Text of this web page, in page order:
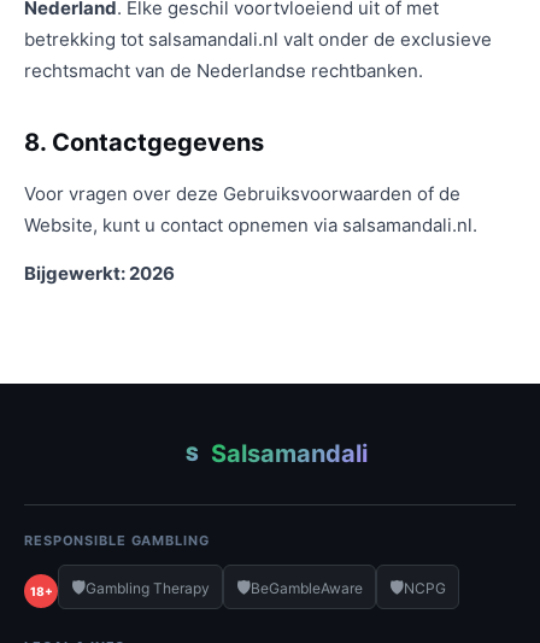
Nederland. Elke geschil voortvloeiend uit of met
betrekking tot salsamandali.nl valt onder de exclusieve
rechtsmacht van de Nederlandse rechtbanken.
8. Contactgegevens
Voor vragen over deze Gebruiksvoorwaarden of de
Website, kunt u contact opnemen via salsamandali.nl.
Bijgewerkt: 2026
S Salsamandali
RESPONSIBLE GAMBLING
18+ 🛡️Gambling Therapy 🛡️BeGambleAware 🛡️NCPG